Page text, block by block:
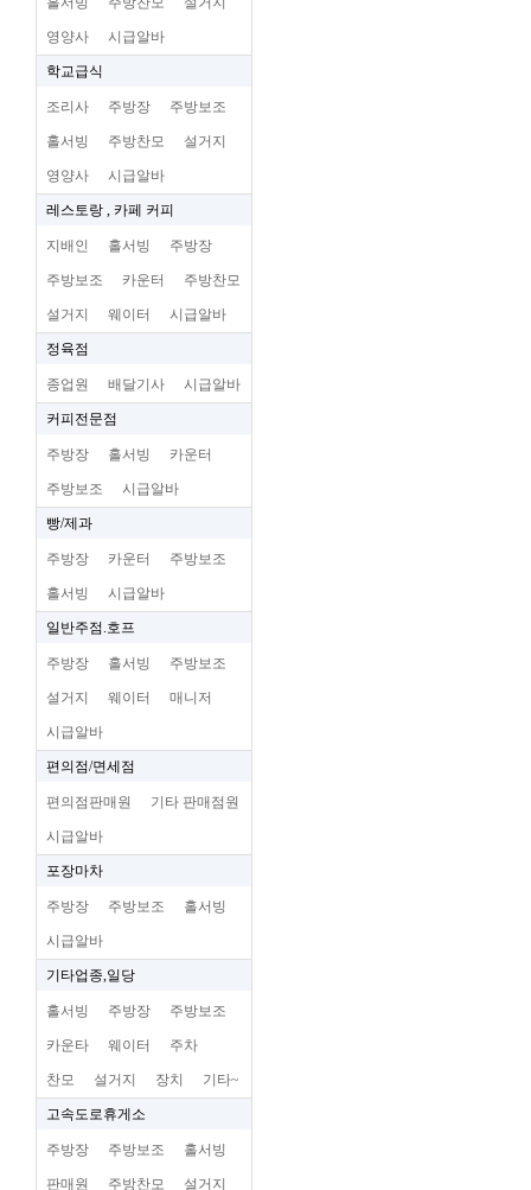
영양사 시급알바
학교급식
조리사 주방장 주방보조
홀서빙 주방찬모 설거지
영양사 시급알바
레스토랑 , 카페 커피
지배인 홀서빙 주방장
주방보조 카운터 주방찬모
설거지 웨이터 시급알바
정육점
종업원 배달기사 시급알바
커피전문점
주방장 홀서빙 카운터
주방보조 시급알바
빵/제과
주방장 카운터 주방보조
홀서빙 시급알바
일반주점.호프
주방장 홀서빙 주방보조
설거지 웨이터 매니저
시급알바
편의점/면세점
편의점판매원 기타 판매점원
시급알바
포장마차
주방장 주방보조 홀서빙
시급알바
기타업종,일당
홀서빙 주방장 주방보조
카운타 웨이터 주차
찬모 설거지 장치 기타~
고속도로휴게소
주방장 주방보조 홀서빙
판매원 주방찬모 설거지